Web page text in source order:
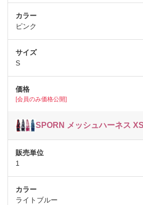
ピンク
S
[会員のみ価格公開]
SPORN メッシュハーネス
1
ライトブルー